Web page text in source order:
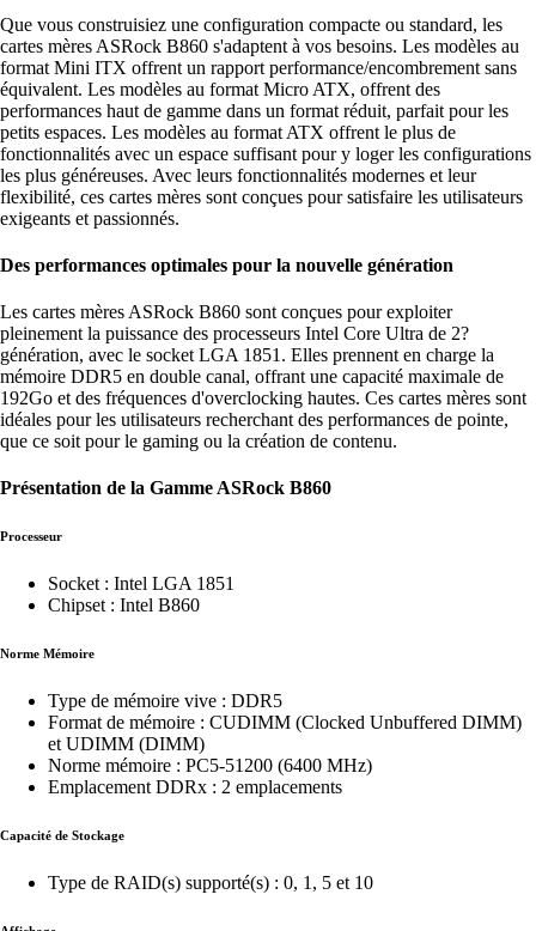
Que vous construisiez une configuration compacte ou standard, les
cartes mères ASRock B860 s'adaptent à vos besoins. Les modèles au
format Mini ITX offrent un rapport performance/encombrement sans
équivalent. Les modèles au format Micro ATX, offrent des
performances haut de gamme dans un format réduit, parfait pour les
petits espaces. Les modèles au format ATX offrent le plus de
fonctionnalités avec un espace suffisant pour y loger les configurations
les plus généreuses. Avec leurs fonctionnalités modernes et leur
flexibilité, ces cartes mères sont conçues pour satisfaire les utilisateurs
exigeants et passionnés.
Des performances optimales pour la nouvelle génération
Les cartes mères ASRock B860 sont conçues pour exploiter
pleinement la puissance des processeurs Intel Core Ultra de 2?
génération, avec le socket LGA 1851. Elles prennent en charge la
mémoire DDR5 en double canal, offrant une capacité maximale de
192Go et des fréquences d'overclocking hautes. Ces cartes mères sont
idéales pour les utilisateurs recherchant des performances de pointe,
que ce soit pour le gaming ou la création de contenu.
Présentation de la Gamme ASRock B860
Processeur
Socket : Intel LGA 1851
Chipset : Intel B860
Norme Mémoire
Type de mémoire vive : DDR5
Format de mémoire : CUDIMM (Clocked Unbuffered DIMM)
et UDIMM (DIMM)
Norme mémoire : PC5-51200 (6400 MHz)
Emplacement DDRx : 2 emplacements
Capacité de Stockage
Type de RAID(s) supporté(s) : 0, 1, 5 et 10